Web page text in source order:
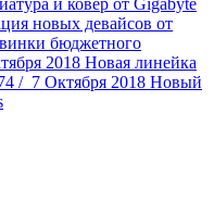
новых девайсов от
бюджетного
2018 Новая линейка
/ 7 Октября 2018 Новый